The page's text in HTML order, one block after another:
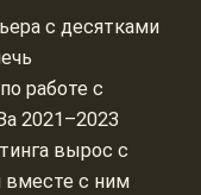
с десятками
работе с
2021–2023
вырос с
вместе с ним